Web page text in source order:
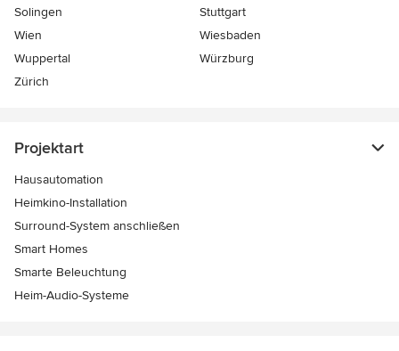
Solingen
Stuttgart
Wien
Wiesbaden
Wuppertal
Würzburg
Zürich
Projektart
Hausautomation
Heimkino-Installation
Surround-System anschließen
Smart Homes
Smarte Beleuchtung
Heim-Audio-Systeme